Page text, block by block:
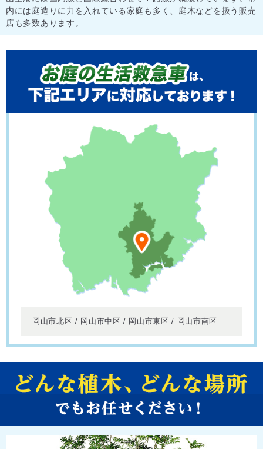
内には庭造りに力を入れている家庭も多く、庭木などを扱う販売
店も多数あります。
岡山市北区 / 岡山市中区 / 岡山市東区 / 岡山市南区